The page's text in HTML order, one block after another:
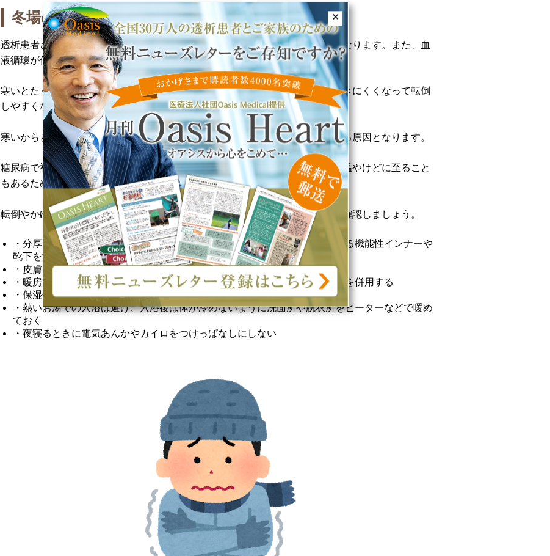
冬場の体温調節のポイント
透析患者さんは冬場は外気の気温に合わせて低温が下がり、寒さを感じやすくなります。また、血
液循環が低下することで足や手などの体の末梢の冷えを感じやすくなります。
寒いとたくさん服を着こんで暖をとろうとしがちですが、服を重ね着すると動きにくくなって転倒
しやすくなったり、服の摩擦で皮膚のかゆみを引き起こしたりします。
寒いからといって熱いお風呂で体を温めるのも皮膚が乾燥してかゆみを発生する原因となります。
糖尿病で神経障害が進行している患者さんは、電気あんかやカイロの使用で低温やけどに至ること
もあるため、冬の温めグッズを使用する際にも注意が必要です。
転倒やかゆみ、低温やけどを避けて冬の暖をとるための体温調節のポイントを確認しましょう。
・分厚い上着や厚みのある靴下は転倒しやすくなるため、薄手の保温性のある機能性インナーや
靴下を活用する
・皮膚に刺激となる素材の衣類は避ける
・暖房で部屋の空気を暖めると同時に、部屋が乾燥しないように加湿器などを併用する
・保湿剤を塗るなど、皮膚の保湿をしっかり行う
・熱いお湯での入浴は避け、入浴後は体が冷めないように洗面所や脱衣所をヒーターなどで暖め
ておく
・夜寝るときに電気あんかやカイロをつけっぱなしにしない
✕